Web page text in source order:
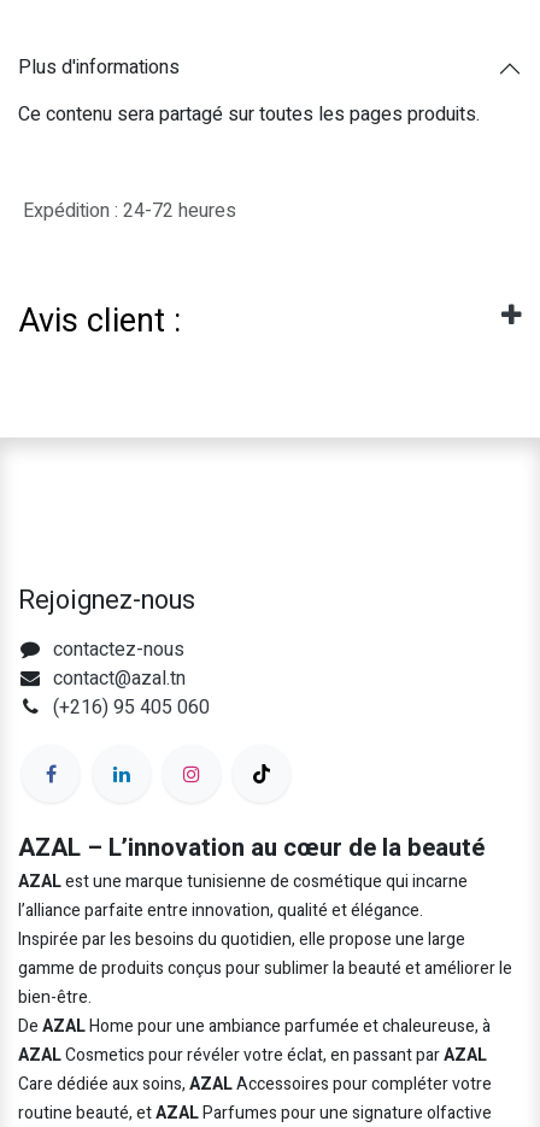
Plus d'informations
Ce contenu sera partagé sur toutes les pages produits.
Expédition : 24-72 heures
Avis client :
Rejoignez-nous
contactez-nous
contact@azal.tn
(+216) 95 405 060
AZAL – L’innovation au cœur de la beauté
AZALest une marque tunisienne de cosmétique qui incarne
l’alliance parfaite entre innovation, qualité et élégance.
Inspirée par les besoins du quotidien, elle propose une large
gamme de produits conçus pour sublimer la beauté et améliorer le
bien-être.
DeAZALHome pour une ambiance parfumée et chaleureuse, à
AZALCosmetics pour révéler votre éclat, en passant parAZAL
Care dédiée aux soins,AZALAccessoires pour compléter votre
routine beauté, etAZALParfumes pour une signature olfactive